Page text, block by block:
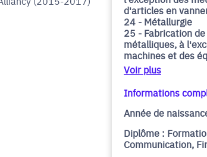
d'articles en
24 - Métallurgie
25 - Fabrication
métalliques, à
machines et des
Voir plus
Informations
Année de
Diplôme :
Communication,